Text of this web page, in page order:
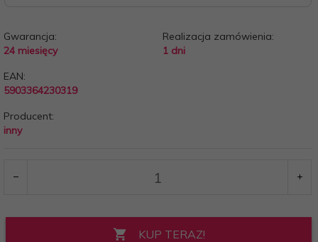
Gwarancja:
24 miesięcy
Realizacja zamówienia:
1 dni
EAN:
5903364230319
Producent:
inny
KUP TERAZ!